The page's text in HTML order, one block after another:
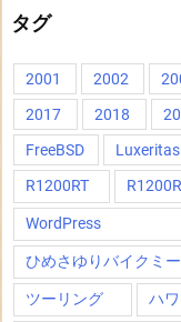
タグ
2001 2002
2017
2018
FreeBSD
Luxeritas
R1200RT
WordPress
ひめさゆりバイクミ
ツーリング ハ